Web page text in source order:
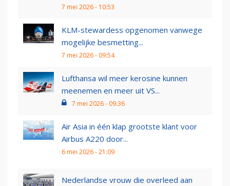
7 mei 2026 - 10:53
KLM-stewardess opgenomen vanwege
mogelijke besmetting...
7 mei 2026 - 09:54
Lufthansa wil meer kerosine kunnen
meenemen en meer uit VS...
7 mei 2026 - 09:36
Air Asia in één klap grootste klant voor
Airbus A220 door...
6 mei 2026 - 21:09
Nederlandse vrouw die overleed aan